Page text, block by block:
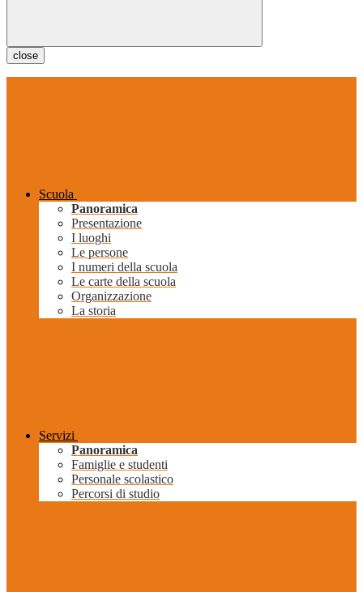
close
Scuola
Panoramica
Presentazione
I luoghi
Le persone
I numeri della scuola
Le carte della scuola
Organizzazione
La storia
Servizi
Panoramica
Famiglie e studenti
Personale scolastico
Percorsi di studio